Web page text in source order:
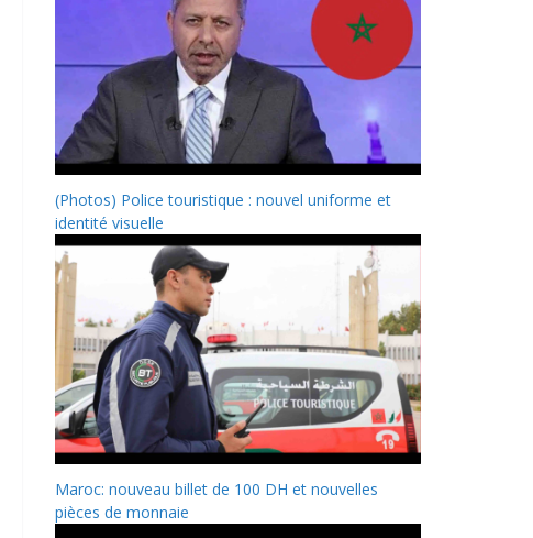
(Photos) Police touristique : nouvel uniforme et
identité visuelle
Maroc: nouveau billet de 100 DH et nouvelles
pièces de monnaie